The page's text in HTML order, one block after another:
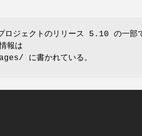
ロジェクトのリリース 5.10 の一部
報は
に書かれている。